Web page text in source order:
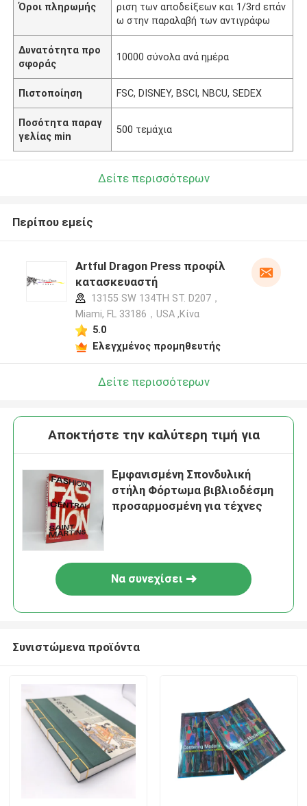
Όροι πληρωμής
ριση των αποδείξεων και 1/3rd επάν
ω στην παραλαβή των αντιγράφω
Δυνατότητα προ
σφοράς
10000 σύνολα ανά ημέρα
Πιστοποίηση FSC, DISNEY, BSCI, NBCU, SEDEX
Ποσότητα παραγ
γελίας min
500 τεμάχια
Δείτε περισσότερων
Περίπου εμείς
Artful Dragon Press προφίλ
κατασκευαστή
13155 SW 134TH ST. D207，
Miami, FL 33186，USA ,Κίνα
5.0
Ελεγχμένος προμηθευτής
Δείτε περισσότερων
Αποκτήστε την καλύτερη τιμή για
Εμφανισμένη Σπονδυλική
στήλη Φόρτωμα βιβλιοδέσμη
προσαρμοσμένη για τέχνες
Να συνεχίσει
Συνιστώμενα προϊόντα